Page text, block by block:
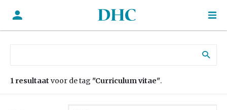
1 resultaat voor de tag "Curriculum vitae".